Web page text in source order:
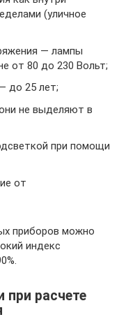
(уличное
— лампы
от 80 до 230 Вольт;
до 25 лет;
не выделяют в
при помощи
от
приборов можно
индекс
при расчете